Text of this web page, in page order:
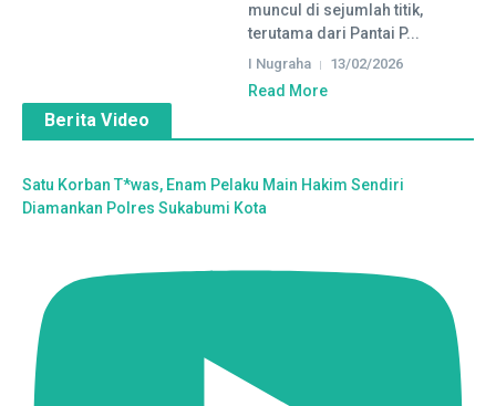
muncul di sejumlah titik,
terutama dari Pantai P...
I Nugraha 13/02/2026
Read More
Berita Video
Satu Korban T*was, Enam Pelaku Main Hakim Sendiri
Diamankan Polres Sukabumi Kota